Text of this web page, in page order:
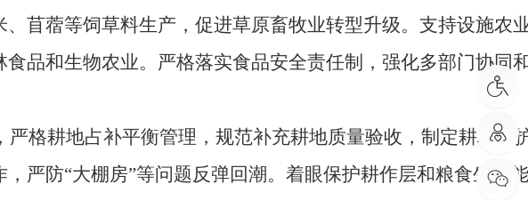
苜蓿等饲草料生产，促进草原畜牧业转型升级。支持设施农
品和生物农业。严格落实食品安全责任制，强化多部门协同
耕地占补平衡管理，规范补充耕地质量验收，制定耕地保
严防“大棚房”等问题反弹回潮。着眼保护耕作层和粮食生产